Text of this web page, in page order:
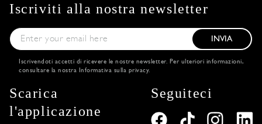
Iscriviti alla nostra newsletter
INVIA
Iscrivendoti accetti di ricevere le nostre newsletter. Per ulteriori informazioni,
consultare la nostra
Informativa sulla privacy.
Scarica
l'applicazione
Seguiteci